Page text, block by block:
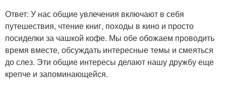
Ответ: У нас общие увлечения включают в себя
путешествия, чтение книг, походы в кино и просто
посиделки за чашкой кофе. Мы обе обожаем проводить
время вместе, обсуждать интересные темы и смеяться
до слез. Эти общие интересы делают нашу дружбу еще
крепче и запоминающейся.